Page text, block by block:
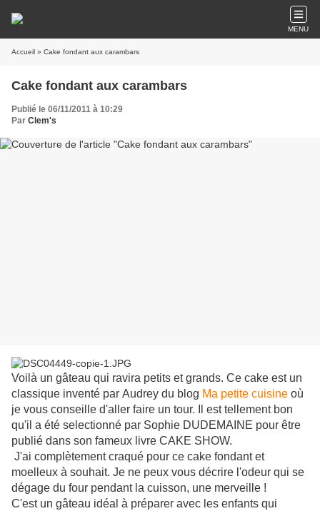
MENU
Accueil » Cake fondant aux carambars
Cake fondant aux carambars
Publié le 06/11/2011 à 10:29
Par Clem's
Voilà un gâteau qui ravira petits et grands. Ce cake est un
classique inventé par Audrey du blog Ma petite cuisine où
je vous conseille d'aller faire un tour. Il est tellement bon
qu'il a été selectionné par Sophie DUDEMAINE pour être
publié dans son fameux livre CAKE SHOW.
J'ai complètement craqué pour ce cake fondant et
moelleux à souhait. Je ne peux vous décrire l'odeur qui se
dégage du four pendant la cuisson, une merveille !
C'est un gâteau idéal à préparer avec les enfants qui